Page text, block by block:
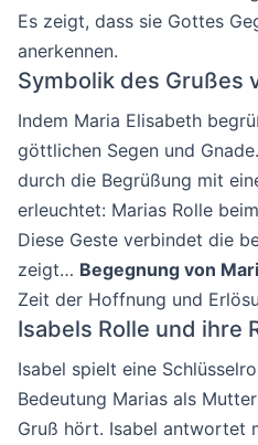
Es zeigt, dass sie Gottes
anerkennen.
Symbolik des Grußes
Indem Maria Elisabeth
göttlichen Segen und
durch die Begrüßung mit
erleuchtet: Marias Rolle
Diese Geste verbindet die
zeigt… Begegnung von
Zeit der Hoffnung und
Isabels Rolle und ihre
Isabel spielt eine
Bedeutung Marias als
Gruß hört. Isabel antwortet